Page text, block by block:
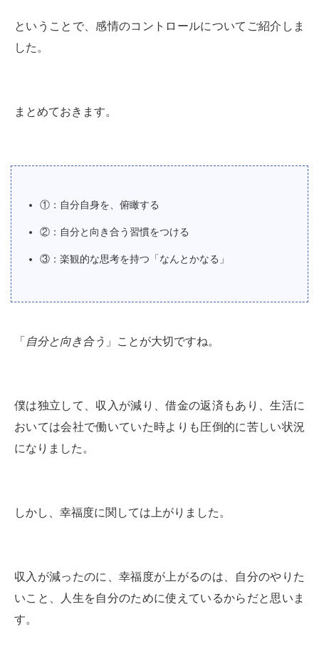
ということで、感情のコントロールについてご紹介しま
した。
まとめておきます。
①：自分自身を、俯瞰する
②：自分と向き合う習慣をつける
③：楽観的な思考を持つ「なんとかなる」
「 自分と向き合う 」ことが大切ですね。
僕は独立して、収入が減り、借金の返済もあり、生活に
おいては会社で働いていた時よりも圧倒的に苦しい状況
になりました。
しかし、幸福度に関しては上がりました。
収入が減ったのに、幸福度が上がるのは、自分のやりた
いこと、人生を自分のために使えているからだと思いま
す。